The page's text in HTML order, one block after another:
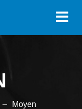
– Moyen